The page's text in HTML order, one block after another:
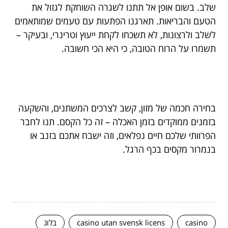
שלב. בשום אופן אל תתנו לשגרה השוחקת לגזול את
הטעם והבריאות. תארגנו הפתעות עם טעמים שמותאמים
לשלב ולרצונות, לא תשכחו לקחת ייעוץ וטרינרי, ובעיקר –
תשמרו על הרוח הטובה, כי היא הכי חשובה.
בחירה חכמה של מזון, קשב לצרכים המשתנים, והשקעה
בזמנים ממוקדים בזמן האכלה – זה כל הקסם. תנו לחבר
הפרוותי שלכם חיים נפלאים, וזה ישבח אתכם בזנב או
בנמרור מקסים בכף הרגל.
casino
casino utan svensk licens
בלוג